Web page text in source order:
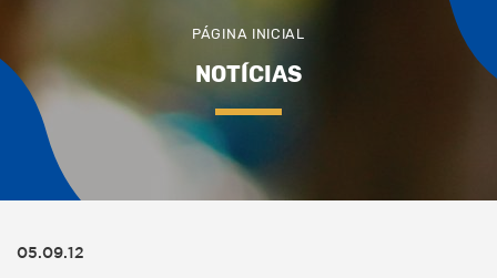
PÁGINA INICIAL
NOTÍCIAS
05.09.12